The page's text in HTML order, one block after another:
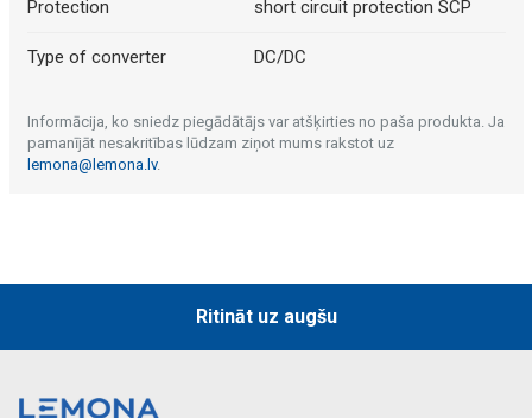
Protection short circuit protection SCP
Type of converter DC/DC
Informācija, ko sniedz piegādātājs var atšķirties no paša produkta. Ja
pamanījāt nesakritības lūdzam ziņot mums rakstot uz
lemona@lemona.lv.
Ritināt uz augšu